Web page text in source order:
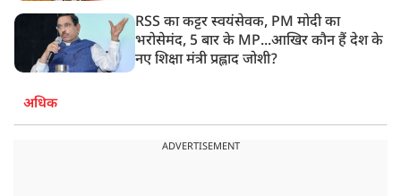
RSS का कट्टर स्वयंसेवक, PM मोदी का
भरोसेमंद, 5 बार के MP...आखिर कौन हैं देश के
नए शिक्षा मंत्री प्रह्लाद जोशी?
अधिक
ADVERTISEMENT